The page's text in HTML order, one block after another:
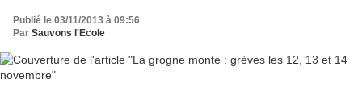
Publié le 03/11/2013 à 09:56
Par Sauvons l'Ecole